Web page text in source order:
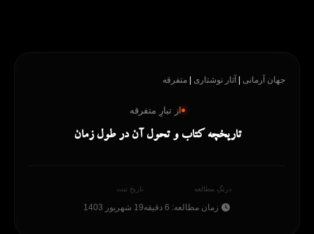
جهان آرمانی| آثار نوشتاری| متفرقه
از تبارِ متفرقه
تاریخچه کتاب و تحول آن در طول زمان
درنگِ مطالعه
زمان مطالعه: 6 دقیقه
تاریخِ ثبت
19 شهریور 1403